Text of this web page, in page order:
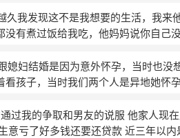
什么东西都会送的，后来我很生气
然后让他把孩子抱走，我们就没关
要把孩子送人，说他年龄大了，养
养的话就让我养，他愿意每天都来
交代，我还没结婚的人，把他送人
怕以后想到这种事会成为一辈子的
都没有破，还是医生打电话打了十
天在受罪啊，女儿生下来1年多都
我也不怎么好，还喜欢在外面装逼
有给我买过什么，他老说给我买这
我发现这不是我想要的生活，我来
有煮过饭给我吃，他妈妈说你自己
期都没有破，还是医生打电话打了
几天在受罪啊，女儿生下来1年多
对我也不怎么好，还喜欢在外面装
有给我买过什么，他老说给我买这
妇结婚是因为意外怀孕，当时也没
孩子，当时我们两个人是异地她怀
时我事业也在关键期，回去之后她
月子，这期间就是各种争吵，一般
过我的争取和男友的说服 他家人现
意亏了好多钱还要还贷款 近三年以